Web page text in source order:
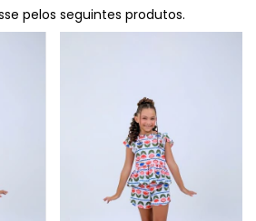
pelos seguintes produtos.